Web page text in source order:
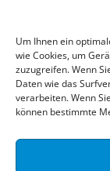
Um Ihnen ein
wie Cookies, um
zuzugreifen. Wenn
Daten wie das
verarbeiten. Wenn
können bestimmte
Tel.: 052 224 09
Bewerben
Stellenmeldung
© 2026